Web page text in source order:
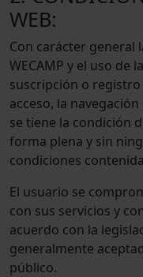
WEB:
Con carácter general
WECAMP y el uso de
suscripción o registro
acceso, la
se tiene la condición
forma plena y sin
condiciones
El usuario se
con sus servicios y
acuerdo con la
generalmente
público.